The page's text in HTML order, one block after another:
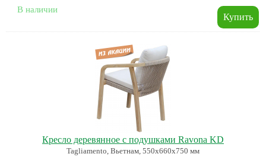
В наличии
Кресло деревянное с подушками Ravona KD
Tagliamento, Вьетнам, 550х660х750 мм